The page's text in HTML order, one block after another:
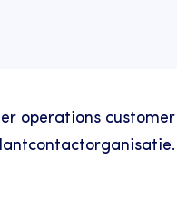
operations